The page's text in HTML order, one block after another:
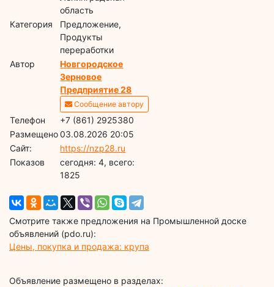
область
Категория
Предложение,
Продукты
переработки
Автор
Новгородское
Зерновое
Предприятие 28
Сообщение автору
Телефон
+7 (861) 2925380
Размещено03.08.2026 20:05
Сайт:
https://nzp28.ru
Показов
cегодня: 4, всего:
1825
Смотрите также предложения на Промышленной доске
объявлений (pdo.ru):
Цены, покупка и продажа: крупа
Объявление размещено в разделах: